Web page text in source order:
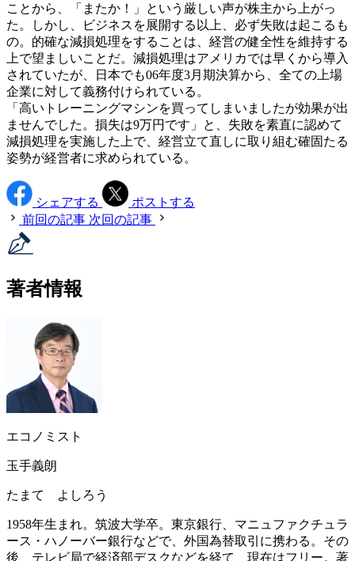
ことから、「またか！」という厳しい声が株主から上がっ
た。しかし、ビジネスを展開する以上、必ず失敗は起こるも
の。的確な減損処理をすることは、経営の健全性を維持する
上で望ましいことだ。減損処理はアメリカでは早くから導入
されていたが、日本でも06年度3月期決算から、全ての上場
企業に対して義務付けられている。
「高いトレーニングマシンを買ってしまいましたが効果が出
ませんでした。損失は9万円です」と、失敗を素直に認めて
減損処理を実施した上で、経営立て直しに取り組む確固たる
姿勢が経営者に求められている。
シェアする
ポストする
前回の記事 次回の記事
著者情報
エコノミスト
玉手義朗
たまて よしろう
1958年生まれ。筑波大学卒。東京銀行、マニュファクチュラ
ース・ハノーバー銀行などで、外国為替取引に携わる。その
後、テレビ局で経済部デスクなどを経て、現在はフリー。著